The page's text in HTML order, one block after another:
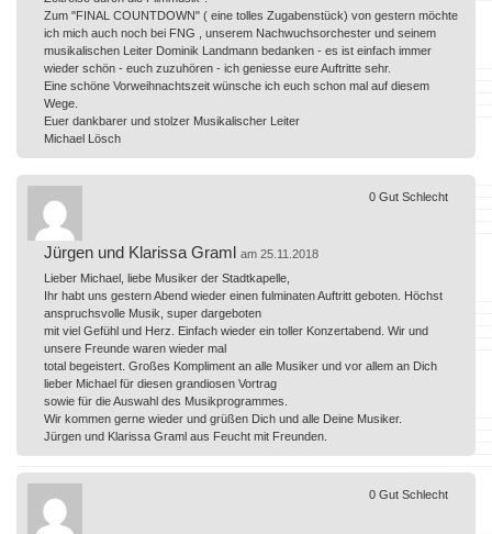
Zum "FINAL COUNTDOWN" ( eine tolles Zugabenstück) von gestern möchte
ich mich auch noch bei FNG , unserem Nachwuchsorchester und seinem
musikalischen Leiter Dominik Landmann bedanken - es ist einfach immer
wieder schön - euch zuzuhören - ich geniesse eure Auftritte sehr.
Eine schöne Vorweihnachtszeit wünsche ich euch schon mal auf diesem
Wege.
Euer dankbarer und stolzer Musikalischer Leiter
Michael Lösch
Jürgen und Klarissa Graml am 25.11.2018
Lieber Michael, liebe Musiker der Stadtkapelle,
Ihr habt uns gestern Abend wieder einen fulminaten Auftritt geboten. Höchst
anspruchsvolle Musik, super dargeboten
mit viel Gefühl und Herz. Einfach wieder ein toller Konzertabend. Wir und
unsere Freunde waren wieder mal
total begeistert. Großes Kompliment an alle Musiker und vor allem an Dich
lieber Michael für diesen grandiosen Vortrag
sowie für die Auswahl des Musikprogrammes.
Wir kommen gerne wieder und grüßen Dich und alle Deine Musiker.
Jürgen und Klarissa Graml aus Feucht mit Freunden.
0 Gut Schlecht
0 Gut Schlecht